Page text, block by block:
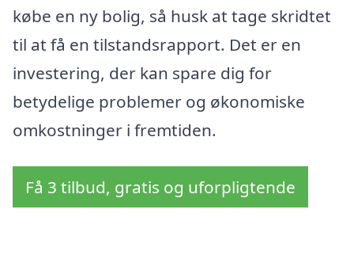
købe en ny bolig, så husk at tage skridtet
til at få en tilstandsrapport. Det er en
investering, der kan spare dig for
betydelige problemer og økonomiske
omkostninger i fremtiden.
Få 3 tilbud, gratis og uforpligtende